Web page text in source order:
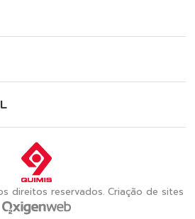
direitos reservados. Criação de sites